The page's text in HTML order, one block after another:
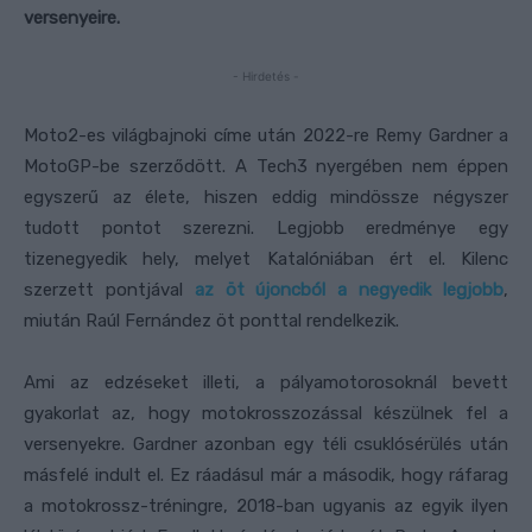
versenyeire.
- Hirdetés -
Moto2-es világbajnoki címe után 2022-re Remy Gardner a
MotoGP-be szerződött. A Tech3 nyergében nem éppen
egyszerű az élete, hiszen eddig mindössze négyszer
tudott pontot szerezni. Legjobb eredménye egy
tizenegyedik hely, melyet Katalóniában ért el. Kilenc
szerzett pontjával az öt újoncból a negyedik legjobb,
miután Raúl Fernández öt ponttal rendelkezik.
Ami az edzéseket illeti, a pályamotorosoknál bevett
gyakorlat az, hogy motokrosszozással készülnek fel a
versenyekre. Gardner azonban egy téli csuklósérülés után
másfelé indult el. Ez ráadásul már a második, hogy ráfarag
a motokrossz-tréningre, 2018-ban ugyanis az egyik ilyen